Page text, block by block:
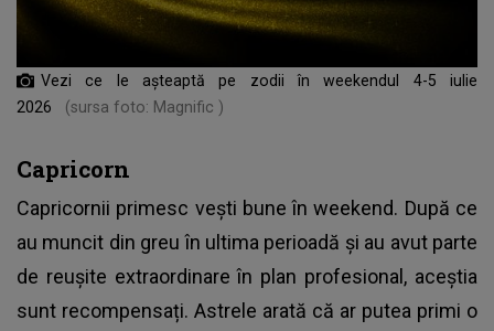
Vezi ce le așteaptă pe zodii în weekendul 4-5 iulie
2026
(sursa foto: Magnific )
Capricorn
Capricornii primesc vești bune în weekend. După ce
au muncit din greu în ultima perioadă și au avut parte
de reușite extraordinare în plan profesional, aceștia
sunt recompensați. Astrele arată că ar putea primi o